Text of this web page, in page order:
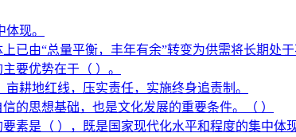
现。
已由“总量平衡，丰年有余”转变为供需将长期处于
要优势在于（ ）。
耕地红线，压实责任，实施终身追责制。
的思想基础，也是文化发展的重要条件。（ ）
素是（ ），既是国家现代化水平和程度的集中体